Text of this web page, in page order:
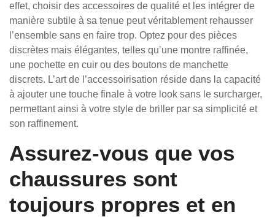
effet, choisir des accessoires de qualité et les intégrer de
manière subtile à sa tenue peut véritablement rehausser
l’ensemble sans en faire trop. Optez pour des pièces
discrètes mais élégantes, telles qu’une montre raffinée,
une pochette en cuir ou des boutons de manchette
discrets. L’art de l’accessoirisation réside dans la capacité
à ajouter une touche finale à votre look sans le surcharger,
permettant ainsi à votre style de briller par sa simplicité et
son raffinement.
Assurez-vous que vos
chaussures sont
toujours propres et en